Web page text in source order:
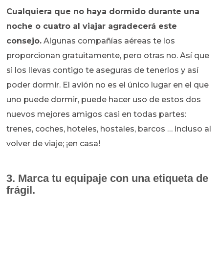
Cualquiera que no haya dormido durante una
noche o cuatro al viajar agradecerá este
consejo. Algunas compañías aéreas te los
proporcionan gratuitamente, pero otras no. Así que
si los llevas contigo te aseguras de tenerlos y así
poder dormir. El avión no es el único lugar en el que
uno puede dormir, puede hacer uso de estos dos
nuevos mejores amigos casi en todas partes:
trenes, coches, hoteles, hostales, barcos … incluso al
volver de viaje; ¡en casa!
3. Marca tu equipaje con una etiqueta de
frágil.